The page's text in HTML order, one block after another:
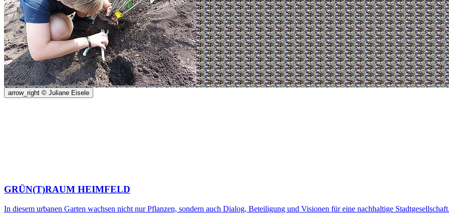
arrow_right © Juliane Eisele
GRÜN(T)RAUM HEIMFELD
In diesem urbanen Garten wachsen nicht nur Pflanzen, sondern auch Dialog, Beteiligung und Visionen für eine nachhaltige